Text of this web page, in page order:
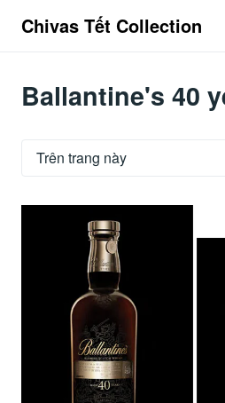
Chivas Tết Collection
Ballantine's 40
Trên trang này